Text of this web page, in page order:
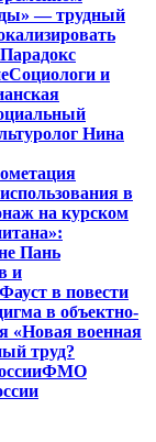
— трудный
Парадокс
Социологи и
Нина
в
на курском
Пань
и
в повести
в объектно-
«Новая военная
труд?
ФМО